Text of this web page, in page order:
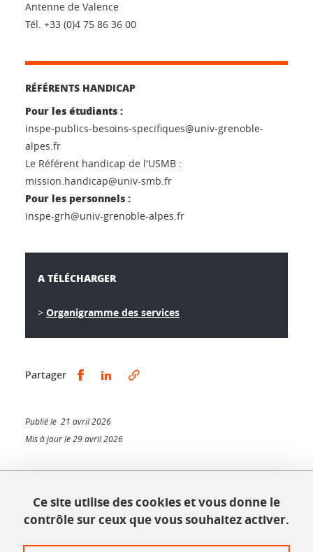
Antenne de Valence
Tél. +33 (0)4 75 86 36 00
RÉFÉRENTS HANDICAP
Pour les étudiants :
inspe-publics-besoins-specifiques@univ-grenoble-
alpes.fr
Le Référent handicap de l'USMB :
mission.handicap@univ-smb.fr
Pour les personnels :
inspe-grh@univ-grenoble-alpes.fr
A TÉLÉCHARGER
> Organigramme des services
Partager Partager sur Facebook
Partager sur LinkedIn
Publié le 21 avril 2026
Mis à jour le 29 avril 2026
INSPÉ - Bâtiment Bergès
1025, rue de la piscine
Ce site utilise des cookies et vous donne le
contrôle sur ceux que vous souhaitez activer.